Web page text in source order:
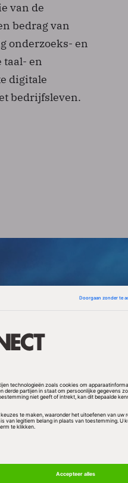
van de
bedrag van
onderzoeks- en
en
digitale
bedrijfsleven.